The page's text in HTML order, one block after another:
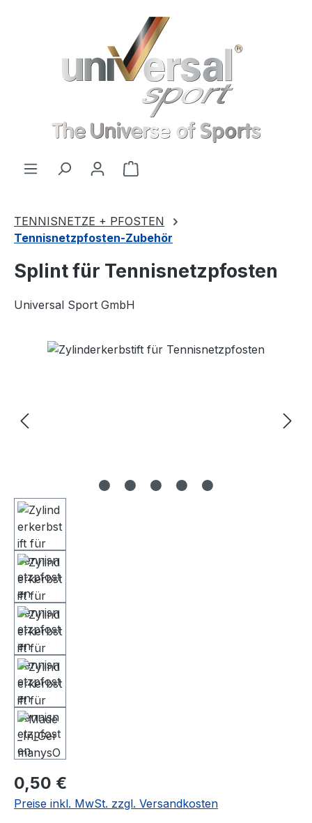
Warenkorb enthält 0
TENNISNETZE + PFOSTEN
Tennisnetzpfosten-Zubehör
Splint für Tennisnetzpfosten
Universal Sport GmbH
Bildergalerie überspringen
Regulärer Preis:
0,50 €
Preise inkl. MwSt. zzgl. Versandkosten